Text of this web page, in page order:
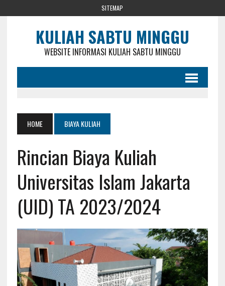
SITEMAP
KULIAH SABTU MINGGU
WEBSITE INFORMASI KULIAH SABTU MINGGU
HOME BIAYA KULIAH
Rincian Biaya Kuliah
Universitas Islam Jakarta
(UID) TA 2023/2024